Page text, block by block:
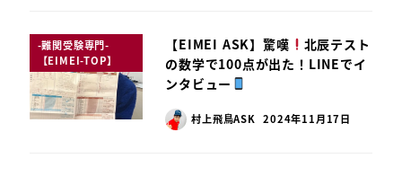
-難関受験専門-
【EIMEI-TOP】
【EIMEI ASK】驚嘆
北辰テスト
の数学で100点が出た！LINEでイ
ンタビュー
村上飛鳥ASK 2024年11月17日